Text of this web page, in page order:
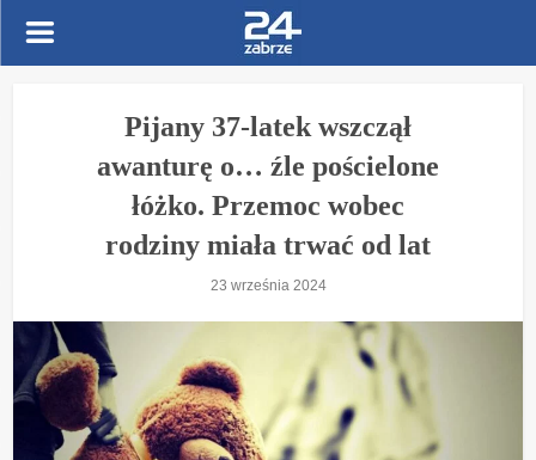
Pijany 37-latek wszczął
awanturę o… źle pościelone
łóżko. Przemoc wobec
rodziny miała trwać od lat
23 września 2024